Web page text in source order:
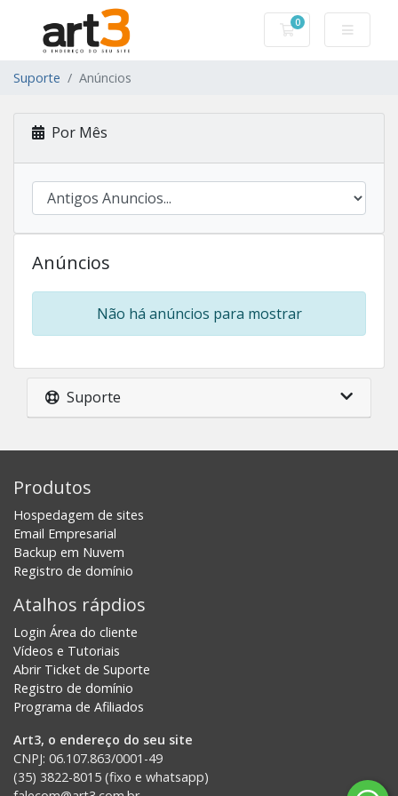
0
Carrinho de
Suporte Anúncios
Por Mês
Anúncios
Não há anúncios para mostrar
Suporte
Produtos
Hospedagem de sites
Email Empresarial
Backup em Nuvem
Registro de domínio
Atalhos rápdios
Login Área do cliente
Vídeos e Tutoriais
Abrir Ticket de Suporte
Registro de domínio
Programa de Afiliados
Art3, o endereço do seu site
CNPJ: 06.107.863/0001-49
(35) 3822-8015 (fixo e whatsapp)